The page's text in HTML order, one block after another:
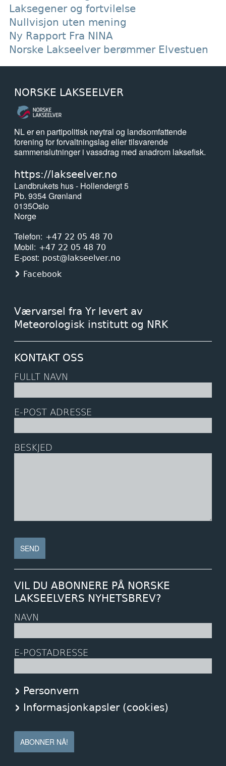
Laksegener og fortvilelse
Nullvisjon uten mening
Ny Rapport Fra NINA
Norske Lakseelver berømmer Elvestuen
NORSKE LAKSEELVER
NL er en partipolitisk nøytral og landsomfattende
forening for forvaltningslag eller tilsvarende
sammenslutninger i vassdrag med anadrom laksefisk.
https://lakseelver.no
Landbrukets hus - Hollendergt 5
Pb. 9354 Grønland
0135Oslo
Norge
Telefon
+47 22 05 48 70
Mobil +47 22 05 48 70
E-post post@lakseelver.no
Facebook
Værvarsel fra Yr levert av
Meteorologisk institutt og NRK
KONTAKT OSS
FULLT NAVN
E-POST ADRESSE
BESKJED
VIL DU ABONNERE PÅ NORSKE
LAKSEELVERS NYHETSBREV?
NAVN
E-POSTADRESSE
Personvern
Informasjonkapsler (cookies)